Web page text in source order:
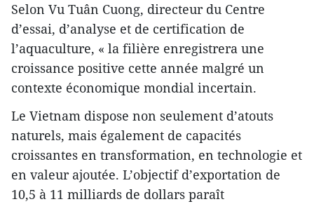
Selon Vu Tuân Cuong, directeur du Centre
d’essai, d’analyse et de certification de
l’aquaculture, « la filière enregistrera une
croissance positive cette année malgré un
contexte économique mondial incertain.
Le Vietnam dispose non seulement d’atouts
naturels, mais également de capacités
croissantes en transformation, en technologie et
en valeur ajoutée. L’objectif d’exportation de
10,5 à 11 milliards de dollars paraît